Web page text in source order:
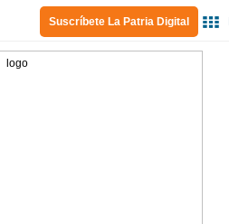
Suscríbete La Patria Digital